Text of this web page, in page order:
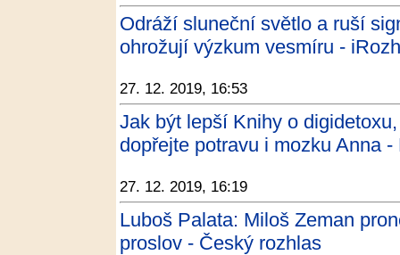
Odráží sluneční světlo a ruší
ohrožují výzkum vesmíru -
27. 12. 2019, 16:53
Jak být lepší Knihy o
dopřejte potravu i mozku Anna
27. 12. 2019, 16:19
Luboš Palata: Miloš Zeman
proslov - Český rozhlas